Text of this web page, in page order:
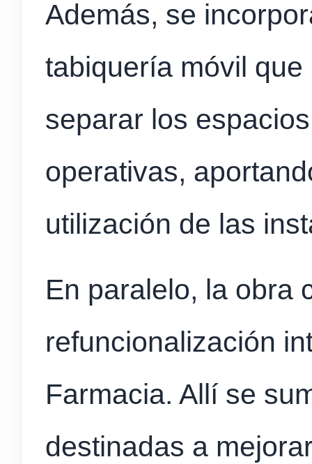
Además, se
tabiquería móvil
separar los
operativas,
utilización de las
En paralelo, la obra
refuncionalización
Farmacia. Allí se
destinadas a